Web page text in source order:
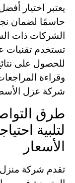
يعتبر اختيار
حاسمًا لضمان
الشركات ذات
تستخدم تقنيات
للحصول على
وقراءة
شركة عزل
طرق
لتلبية
الأسعار
تقدم شركة